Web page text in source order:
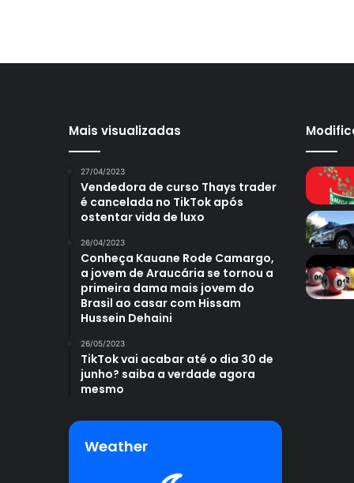
Mais visualizadas
27/04/2023
Vendedora de curso Thays trader
é cancelada no TikTok após
ostentar vida de luxo
26/04/2023
Conheça Kauane Rode Camargo,
a jovem de Araucária se tornou a
primeira dama mais jovem do
Brasil ao casar com Hissam
Hussein Dehaini
26/05/2023
TikTok vai acabar até o dia 30 de
junho? saiba a verdade agora
mesmo
Weather